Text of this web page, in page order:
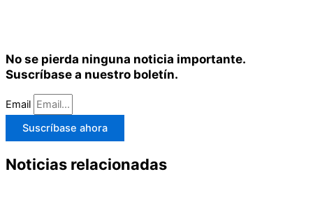
No se pierda ninguna noticia importante.
Suscríbase a nuestro boletín.
Email
Suscríbase ahora
Noticias relacionadas